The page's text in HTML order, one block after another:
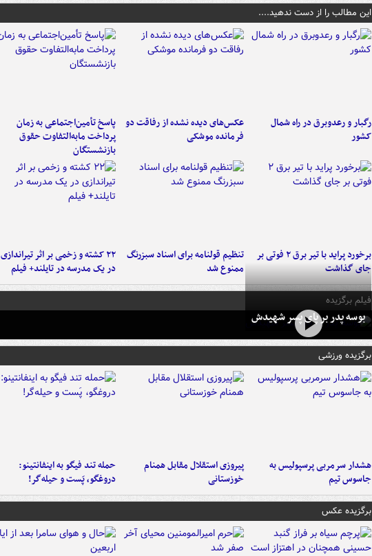
این مطالب را از دست ندهید....
رگبار و رعدوبرق در راه شمال
کشور
عکس‌های دیده نشده از رفاقت دو
فرمانده‌ موشکی
پاسخ تأمین‌اجتماعی به زمان
پرداخت مابه‌التفاوت حقوق
بازنشستگان
برخورد پراید با تیر برق ۲ فوتی بر
جای گذاشت
تنظیم قولنامه برای اسناد سبزرنگ
ممنوع شد
۲۲ کشته و زخمی بر اثر تیراندازی
در یک مدرسه در تایلند+ فیلم
فیلم برگزیده
بوسه‌ پدر بر پای پسر شهیدش
برگزیده ورزشی
هشدار سرمربی پرسپولیس به
جاسوس تیم
پیروزی استقلال مقابل همنام
خوزستانی
حمله تند فیگو به اینفانتینو:
دروغگو، پَست‌ و حیله‌گر!
برگزیده عکس